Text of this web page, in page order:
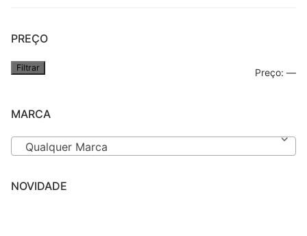
PREÇO
Filtrar Preço: —
MARCA
Qualquer Marca
NOVIDADE